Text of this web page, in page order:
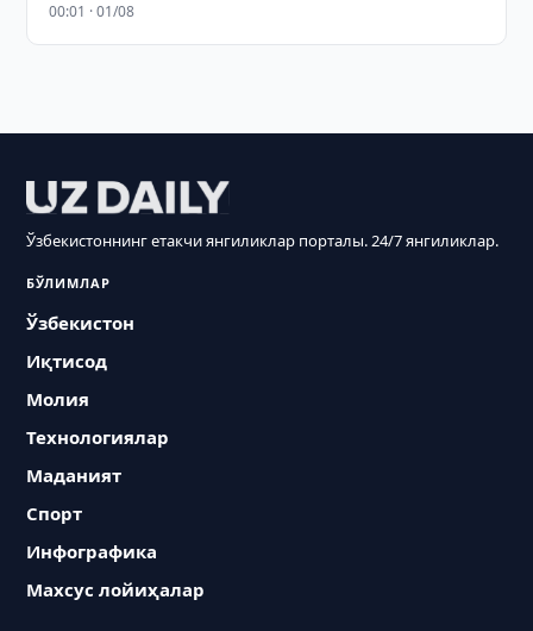
00:01 · 01/08
Ўзбекистоннинг етакчи янгиликлар порталы. 24/7 янгиликлар.
БЎЛИМЛАР
Ўзбекистон
Иқтисод
Молия
Технологиялар
Маданият
Спорт
Инфографика
Махсус лойиҳалар